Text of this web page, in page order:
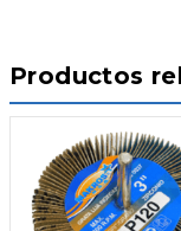
Productos